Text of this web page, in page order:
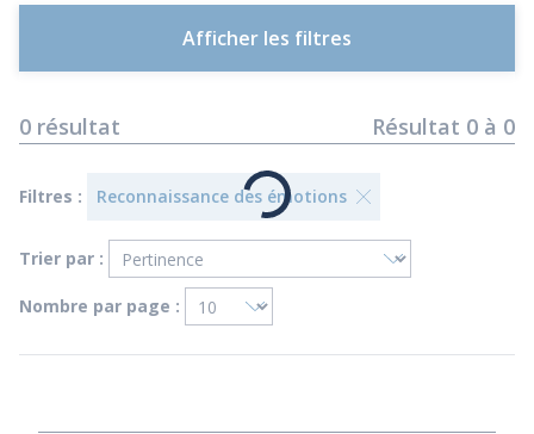
Afficher les filtres
0 résultat Résultat 0 à 0
Filtres : Reconnaissance des émotions
Trier par :
Nombre par page :